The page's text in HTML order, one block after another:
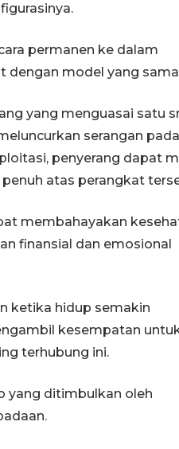
permanen ke dalam
dengan model yang
yang menguasai satu
serangan pada
penyerang dapat
atas perangkat
membahayakan
finansial dan emosional
ketika hidup semakin
kesempatan
terhubung ini.
yang ditimbulkan oleh